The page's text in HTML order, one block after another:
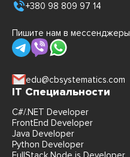
+380 98 809 97 14
Пишите нам в мессенджеры
edu@cbsystematics.com
IT Специальности
C#/.NET Developer
FrontEnd Developer
Java Developer
Python Developer